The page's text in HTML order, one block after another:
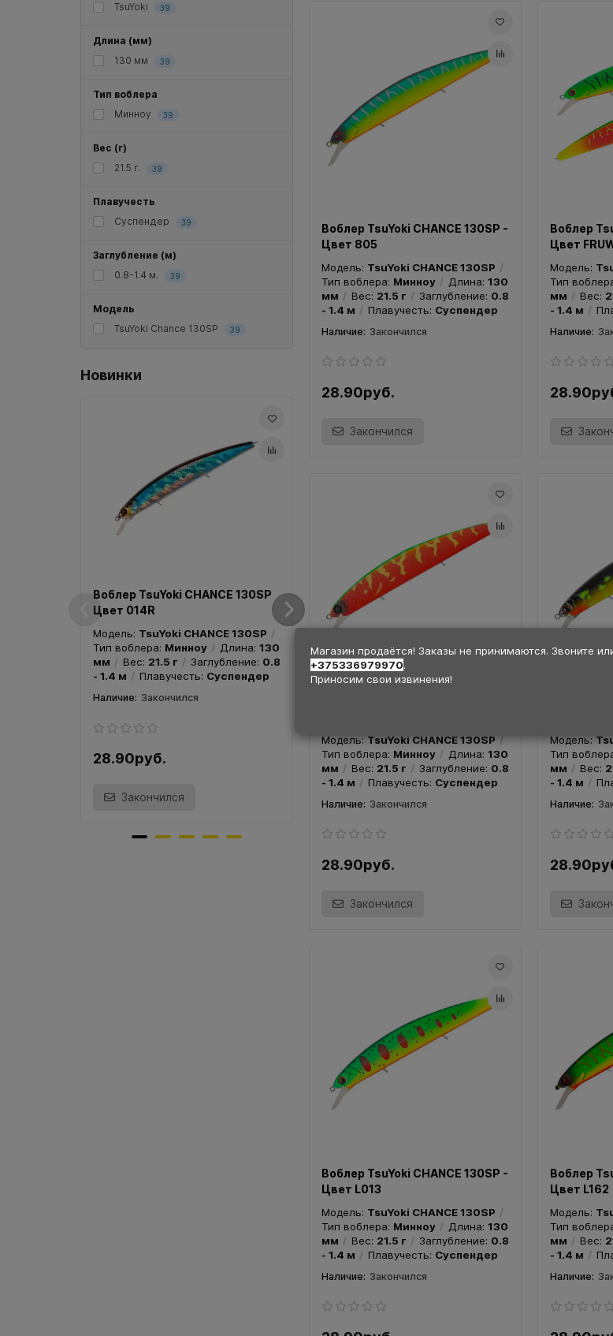
TsuYoki
39
Длина (мм)
130 мм
39
Тип воблера
Минноу
39
Вес (г)
21.5 г.
39
Плавучесть
Суспендер
39
Заглубление (м)
0.8-1.4 м.
39
Модель
TsuYoki Chance 130SP
39
Новинки
Воблер TsuYoki CHANCE 130SP
Цвет 014R
Модель: TsuYoki CHANCE 130SP
Тип воблера: Минноу Длина: 130
мм
Вес: 21.5 г Заглубление: 0.8
- 1.4 м
Плавучесть: Суспендер
Закончился
28.90руб.
Закончился
Воблер TsuYoki CHANCE 130SP
TsuYoki CHANCE 130SP
Тип воблера:Минноу
Вес:21.5 г
- 1.4 м
Плавучесть:
28.90руб.
Воблер
Тип
Вес:
- 1.4 м
Воблер TsuYoki CHANCE 130SP -
Цвет 805
Модель: TsuYoki CHANCE 130SP
Тип воблера: Минноу Длина: 130
мм
Вес: 21.5 г Заглубление: 0.8
- 1.4 м
Плавучесть: Суспендер
Закончился
28.90руб.
Закончился
Воблер
Цвет
Модель:
Тип
мм
Вес:
- 1.4 м
Модель:TsuYoki CHANCE 130SP
Тип воблера: Минноу Длина: 130
мм
Вес: 21.5 г Заглубление: 0.8
- 1.4 м
Плавучесть: Суспендер
Закончился
28.90руб.
Закончился
Воблер
Модель:
Тип
мм
Вес:
- 1.4 м
Воблер TsuYoki CHANCE 130SP -
Цвет L013
Модель: TsuYoki CHANCE 130SP
Тип воблера: Минноу Длина: 130
мм
Вес: 21.5 г Заглубление: 0.8
- 1.4 м
Плавучесть: Суспендер
Закончился
Воблер
Цвет L162
Модель:
Тип
мм
Вес:
- 1.4 м
Магазин продаётся! Заказы не принимаются. Звоните
+375336979970.
Приносим свои извинения!